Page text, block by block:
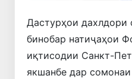
Дастурҳои дахлдори
бинобар натиҷаҳои
иқтисодии Санкт-
якшанбе дар